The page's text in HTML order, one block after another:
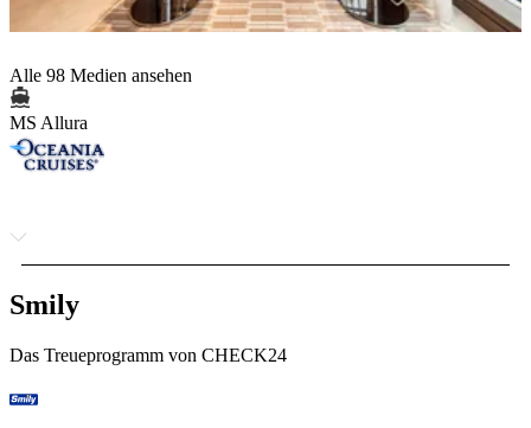
Alle 98 Medien ansehen
MS Allura
Smily
Das Treueprogramm von CHECK24